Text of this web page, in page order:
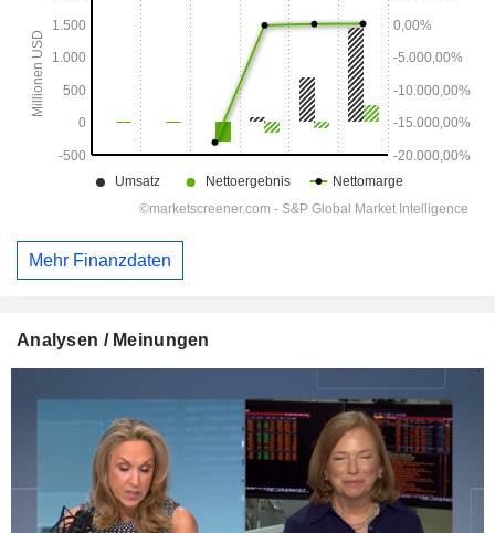
Mehr Finanzdaten
Analysen / Meinungen